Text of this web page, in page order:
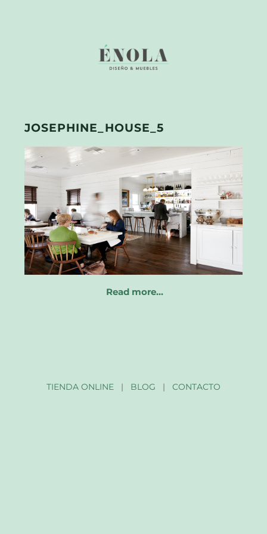
JOSEPHINE_HOUSE_5
Read more…
TIENDA ONLINE| BLOG | CONTACTO